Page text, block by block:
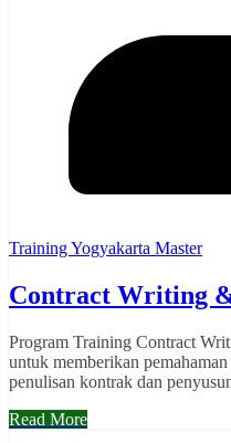
Training Yogyakarta Master
Contract Writing
Program Training Contract
untuk memberikan
penulisan kontrak dan
Read More